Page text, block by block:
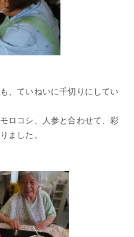
、ていねいに千切りにしてい
ロコシ、人参と合わせて、彩
ました。